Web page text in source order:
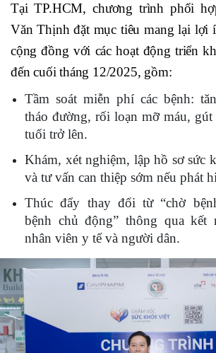
Tại TP.HCM, chương trình phối
Văn Thịnh đặt mục tiêu mang lại lợi
cộng đồng với các hoạt động triển
đến cuối tháng 12/2025, gồm:
Tầm soát miễn phí các bệnh:
tháo đường, rối loạn mỡ máu,
tuổi trở lên.
Khám, xét nghiệm, lập hồ sơ sức
và tư vấn can thiệp sớm nếu phát
Thúc đẩy thay đổi từ “chờ
bệnh chủ động” thông qua kết
nhân viên y tế và người dân.